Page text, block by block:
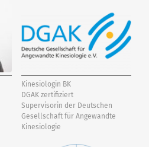
Kinesiologin BK
DGAK zertifiziert
Supervisorin der Deutschen
Gesellschaft für Angewandte
Kinesiologie